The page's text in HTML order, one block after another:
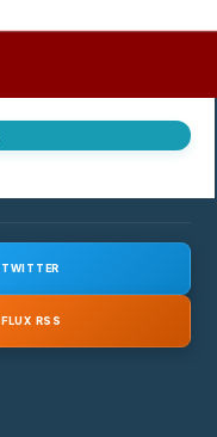
TWITTER
FLUX RSS